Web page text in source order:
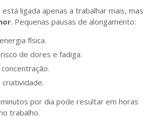
ligada apenas a trabalhar mais, mas
. Pequenas pausas de alongamento:
física.
de dores e fadiga.
criatividade.
por dia pode resultar em horas
trabalho.